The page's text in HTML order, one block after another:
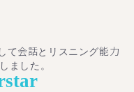
て会話とリスニング能力
ました。
star